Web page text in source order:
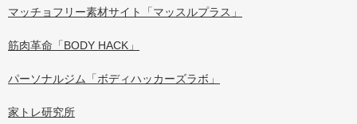
マッチョフリー素材サイト「マッスルプラス」
筋肉革命「BODY HACK」
パーソナルジム「ボディハッカーズラボ」
家トレ研究所